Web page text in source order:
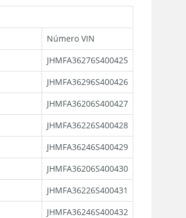
Número VIN
JHMFA36276S400425
JHMFA36296S400426
JHMFA36206S400427
JHMFA36226S400428
JHMFA36246S400429
JHMFA36206S400430
JHMFA36226S400431
JHMFA36246S400432